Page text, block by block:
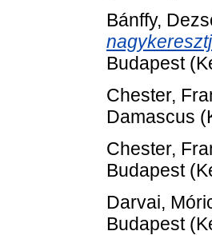
Bánffy,
Budapest
Chester,
Damascus
Chester,
Budapest
Darvai,
Budapest